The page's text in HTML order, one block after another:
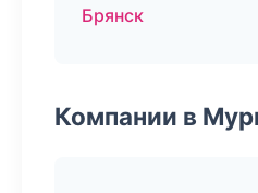
Брянск
Компании в